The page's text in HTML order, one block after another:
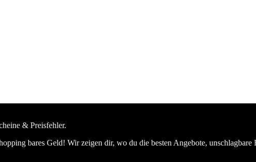
& Preisfehler.
bares Geld! Wir zeigen dir, wo du die besten Angebote, unschlagbare